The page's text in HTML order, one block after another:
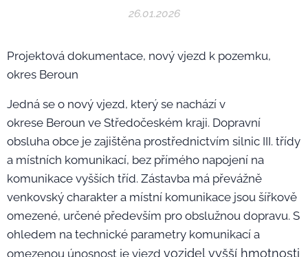
26.01.2026
Projektová dokumentace, nový vjezd k pozemku,
okres Beroun
Jedná se o nový vjezd, který se nachází v
okrese Beroun ve Středočeském kraji. Dopravní
obsluha obce je zajištěna prostřednictvím silnic III. třídy
a místních komunikací, bez přímého napojení na
komunikace vyšších tříd. Zástavba má převážně
venkovský charakter a místní komunikace jsou šířkově
omezené, určené především pro obslužnou dopravu. S
ohledem na technické parametry komunikací a
omezenou únosnost je vjezd vozidel vyšší hmotnosti